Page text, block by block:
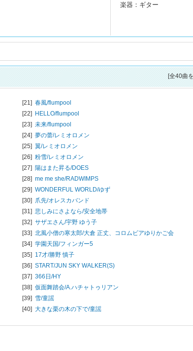
楽器：ギター
[全40曲
[21] 春風/flumpool
[22] HELLO/flumpool
[23] 未来/flumpool
[24] 夢の蕾/レミオロメン
[25] 翼/レミオロメン
[26] 粉雪/レミオロメン
[27] 陽はまた昇る/DOES
[28] me me she/RADWIMPS
[29] WONDERFUL WORLD/ゆず
[30] 爪先/オレスカバンド
[31] 悲しみにさよなら/安全地帯
[32] サザエさん/宇野 ゆう子
[33] 北風小僧の寒太郎/大倉 正丈、コロムビアゆりかご会
[34] 学園天国/フィンガー5
[35] 17才/勝野 慎子
[36] START/JUN SKY WALKER(S)
[37] 366日/HY
[38] 仮面舞踏会/A.ハチャトゥリアン
[39] 雪/童謡
[40] 大きな栗の木の下で/童謡